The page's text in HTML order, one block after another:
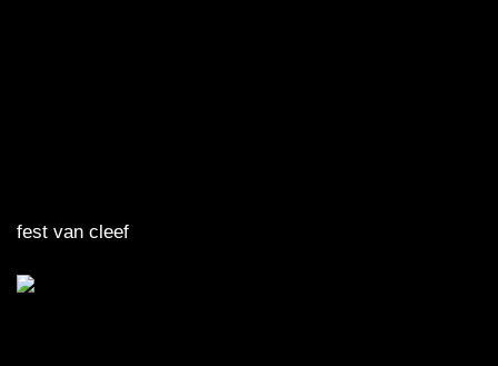
fest van cleef